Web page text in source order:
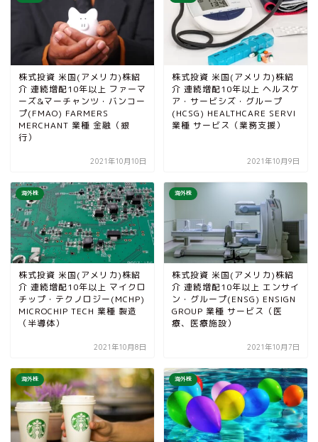
株式投資 米国(アメリカ)株紹
介 連続増配10年以上 ファーマ
ーズ&マーチャンツ・バンコー
プ(FMAO) FARMERS
MERCHANT 業種 金融（銀
行）
2021年10月10日
株式投資 米国(アメリカ)株紹
介 連続増配10年以上 ヘルスケ
ア・サービシズ・グループ
(HCSG) HEALTHCARE SERVI
業種 サービス（業務支援）
2021年10月9日
海外株
株式投資 米国(アメリカ)株紹
介 連続増配10年以上 マイクロ
チップ・テクノロジー(MCHP)
MICROCHIP TECH 業種 製造
（半導体）
2021年10月8日
海外株
株式投資 米国(アメリカ)株紹
介 連続増配10年以上 エンサイ
ン・グループ(ENSG) ENSIGN
GROUP 業種 サービス（医
療、医療施設）
2021年10月7日
海外株 海外株